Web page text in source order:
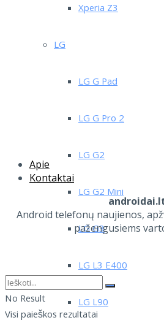
Xperia Z3
LG
LG G Pad
LG G Pro 2
LG G2
LG G2 Mini
LG G3
LG L3 E400
LG L90
Apie
Kontaktai
Android telefonų naujienos,
pažengusiems
No Result
Visi paieškos rezultatai